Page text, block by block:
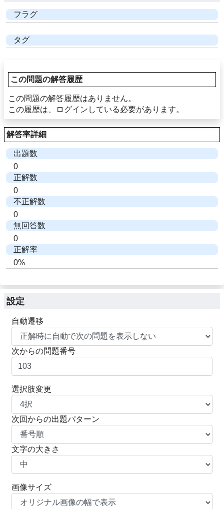
フラグ
タグ
この問題の解答履歴
この問題の解答履歴はありません。
この履歴は、ログインしている必要があります。
解答率詳細
出題数
0
正解数
0
不正解数
0
無回答数
0
正解率
0%
設定
自動遷移
次からの問題番号
選択肢変更
次回からの出題パターン
文字の大きさ
画像サイズ